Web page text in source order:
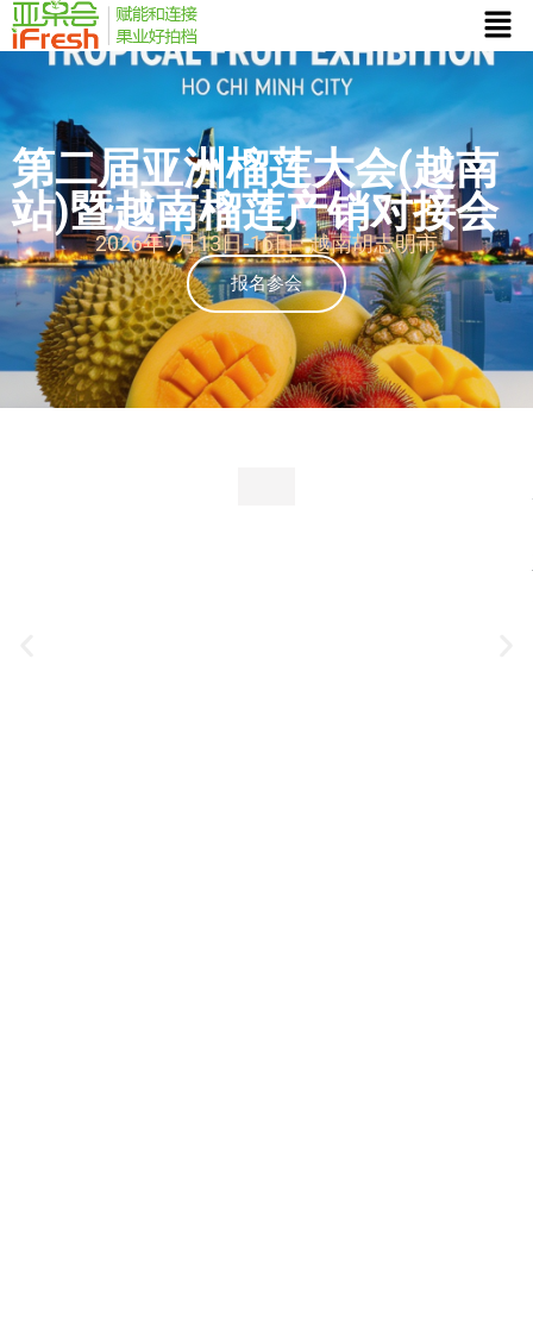
第二届亚洲榴莲大会(越南
站)暨越南榴莲产销对接会
2026年7月13日-16日 · 越南胡志明市
报名参会